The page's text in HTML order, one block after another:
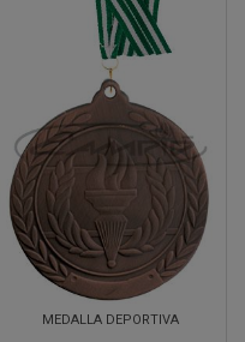
MEDALLA DEPORTIVA